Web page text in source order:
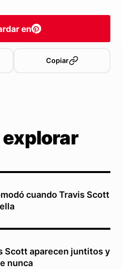
en
Copiar
explorar
cuando Travis Scott
Scott aparecen juntitos y
nunca